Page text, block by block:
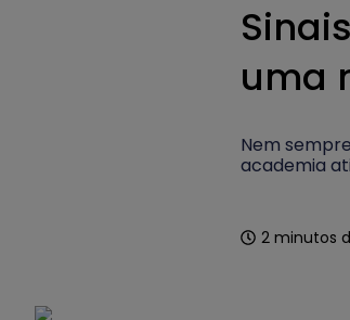
uma
Nem
academia
2 minutos